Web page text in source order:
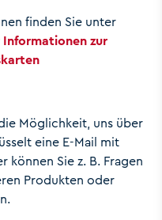
finden Sie unter
zur
Möglichkeit, uns über
eine E-Mail mit
können Sie z. B. Fragen
Produkten oder